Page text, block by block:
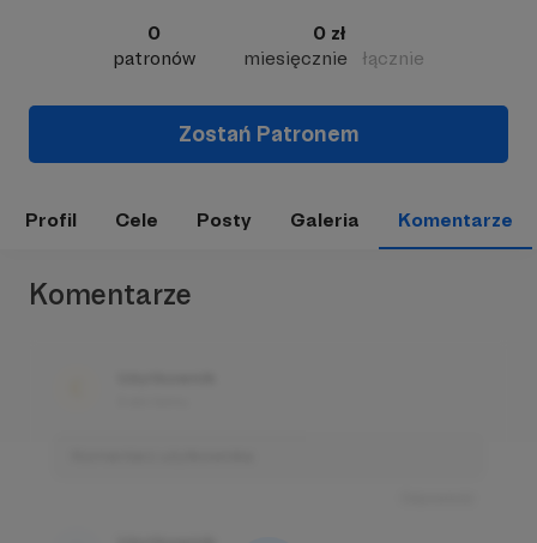
0
patronów
0 zł
miesięcznie
łącznie
Zostań Patronem
Profil Cele Posty Galeria Komentarze
Komentarze